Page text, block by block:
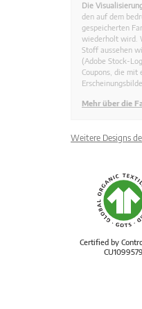
Die
den auf dem
gespeicherten
wiederholt wird.
Stoff aussehen
(Adobe Stock-
Coupons, die mit
Mehr über die
Weitere Designs
Certified by
CU1099579